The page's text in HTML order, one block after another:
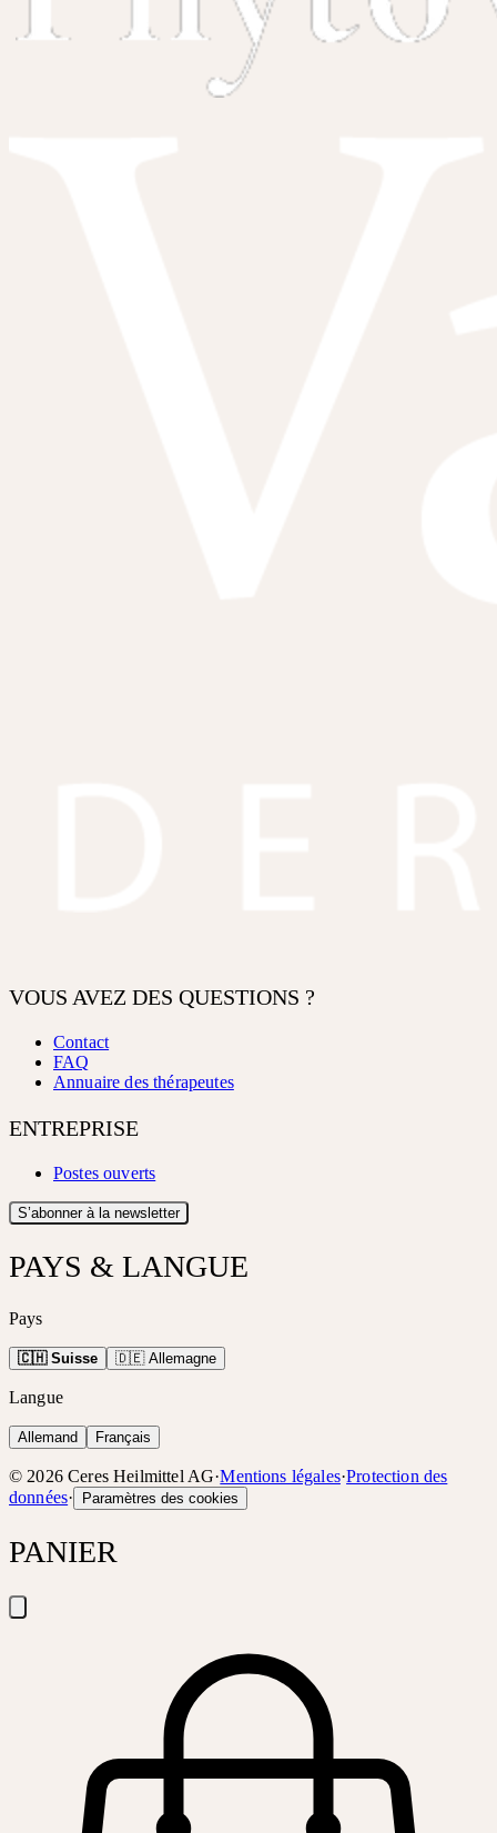
VOUS AVEZ DES QUESTIONS ?
Contact
FAQ
Annuaire des thérapeutes
ENTREPRISE
Postes ouverts
S’abonner à la newsletter
PAYS & LANGUE
Pays
🇨🇭 Suisse 🇩🇪 Allemagne
Langue
Allemand Français
© 2026 Ceres Heilmittel AG·Mentions légales·Protection des
données· Paramètres des cookies
PANIER